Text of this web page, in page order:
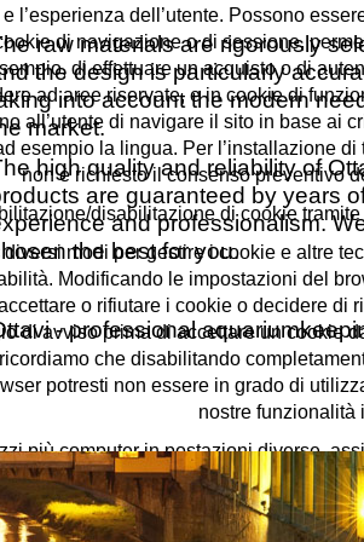
l’esperienza dell’utente. Possono
di navigazione o di sessione,
di effettuare un acquisto o di
ad aree riservate, e in cookie di
all’utente di navigare il sito in base ai
esempio la lingua. Per l’installazione
non è richiesto il consenso preventivo
disabilitazione di cookie
diversi modi per gestire i cookie e altre
Modificando le impostazioni del
o rifiutare i cookie o decidere di
di avviso prima di accettare un cookie
ricordiamo che disabilitando
potresti non essere in grado di
nostre funzionalità
più computer in postazioni diverse,
browser sia impostato in modo da
raw materials are rigorously
the design is particularly
into account the modern
market.
high quality and reliability of
are guaranteed by years
and professionalism.
the best for you.
- professional